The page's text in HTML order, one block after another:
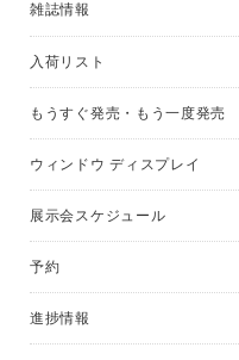
雑誌情報
入荷リスト
もうすぐ発売・もう一度発売
ウィンドウ ディスプレイ
展示会スケジュール
予約
進捗情報